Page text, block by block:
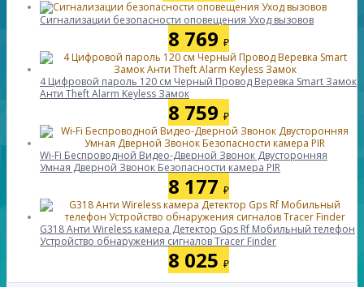
Сигнализации безопасности оповещения Уход вызовов
8 769 ₽
4 Цифровой пароль 120 см Черный Провод Веревка Smart Замок
Анти Theft Alarm Keyless Замок
8 759 ₽
Wi-Fi Беспроводной Видео-Дверной Звонок Двусторонняя
Умная Дверной Звонок Безопасности камера PIR
8 177 ₽
G318 Анти Wireless камера Детектор Gps Rf Мобильный телефон
Устройство обнаружения сигналов Tracer Finder
8 025 ₽